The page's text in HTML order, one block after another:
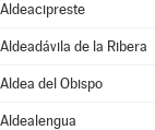
Aldeacipreste
Aldeadávila de la Ribera
Aldea del Obispo
Aldealengua